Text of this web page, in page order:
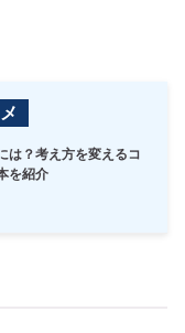
は？考え方を変えるコ
を紹介